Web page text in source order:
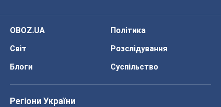
OBOZ.UA
Політика
Світ
Розслідування
Блоги
Суспільство
Регіони України